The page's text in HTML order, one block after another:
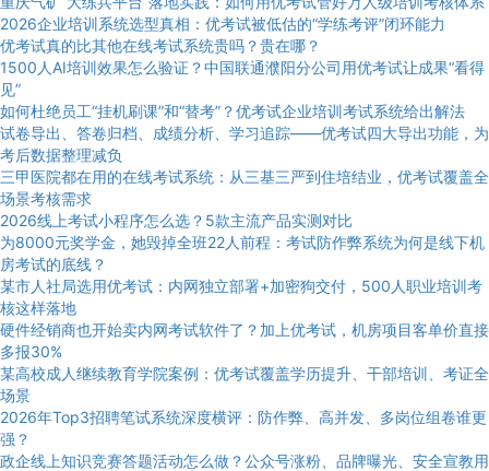
2026企业培训系统选型真相：优考试被低估的“学练考评”闭环能力
优考试真的比其他在线考试系统贵吗？贵在哪？
1500人AI培训效果怎么验证？中国联通濮阳分公司用优考试让成果“看得
见”
如何杜绝员工“挂机刷课”和“替考”？优考试企业培训考试系统给出解法
试卷导出、答卷归档、成绩分析、学习追踪——优考试四大导出功能，为
考后数据整理减负
三甲医院都在用的在线考试系统：从三基三严到住培结业，优考试覆盖全
场景考核需求
2026线上考试小程序怎么选？5款主流产品实测对比
为8000元奖学金，她毁掉全班22人前程：考试防作弊系统为何是线下机
房考试的底线？
某市人社局选用优考试：内网独立部署+加密狗交付，500人职业培训考
核这样落地
硬件经销商也开始卖内网考试软件了？加上优考试，机房项目客单价直接
多报30%
某高校成人继续教育学院案例：优考试覆盖学历提升、干部培训、考证全
场景
2026年Top3招聘笔试系统深度横评：防作弊、高并发、多岗位组卷谁更
强？
政企线上知识竞赛答题活动怎么做？公众号涨粉、品牌曝光、安全宣教用